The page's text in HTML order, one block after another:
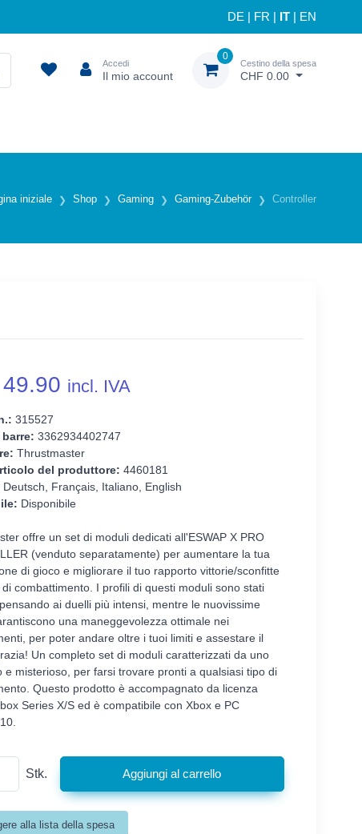
DE FR IT EN
Accedi
Il mio account
0
Cestino della spesa
CHF 0.00
iniziale Shop Gaming Gaming-Zubehör Controller
incl. IVA
315527
3362934402747
Thrustmaster
del produttore: 4460181
Deutsch, Français, Italiano, English
Disponibile
offre un set di moduli dedicati all'ESWAP X PRO
(venduto separatamente) per aumentare la tua
di gioco e migliorare il tuo rapporto vittorie/sconfitte
di combattimento. I profili di questi moduli sono stati
ai duelli più intensi, mentre le nuovissime
una maneggevolezza ottimale nei
per poter andare oltre i tuoi limiti e assestare il
Un completo set di moduli caratterizzati da uno
e misterioso, per farsi trovare pronti a qualsiasi tipo di
Questo prodotto è accompagnato da licenza
Series X/S ed è compatibile con Xbox e PC
Stk.